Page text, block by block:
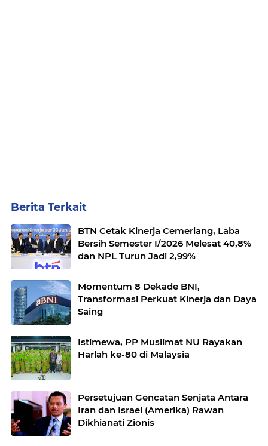
Berita Terkait
BTN Cetak Kinerja Cemerlang, Laba
Bersih Semester I/2026 Melesat 40,8%
dan NPL Turun Jadi 2,99%
Momentum 8 Dekade BNI,
Transformasi Perkuat Kinerja dan Daya
Saing
Istimewa, PP Muslimat NU Rayakan
Harlah ke-80 di Malaysia
Persetujuan Gencatan Senjata Antara
Iran dan Israel (Amerika) Rawan
Dikhianati Zionis